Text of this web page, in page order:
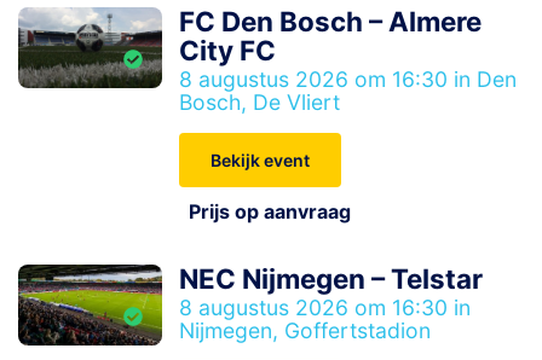
FC Den Bosch – Almere
City FC
8 augustus 2026 om 16:30 in Den
Bosch, De Vliert
Bekijk event
Prijs op aanvraag
NEC Nijmegen – Telstar
8 augustus 2026 om 16:30 in
Nijmegen, Goffertstadion